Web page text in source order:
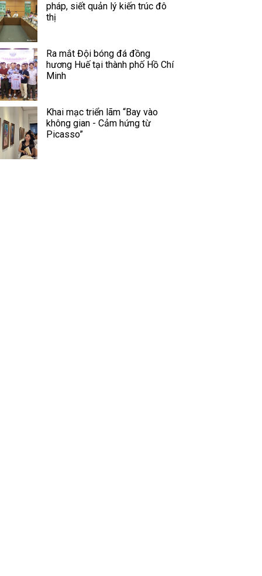
pháp, siết quản lý kiến trúc đô
thị
Ra mắt Đội bóng đá đồng
hương Huế tại thành phố Hồ Chí
Minh
Khai mạc triển lãm “Bay vào
không gian - Cảm hứng từ
Picasso”